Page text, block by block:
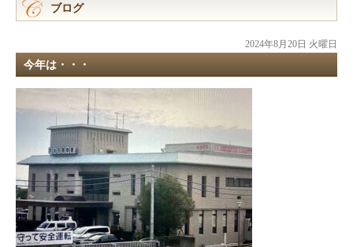
ブログ
2024年8月20日 火曜日
今年は・・・